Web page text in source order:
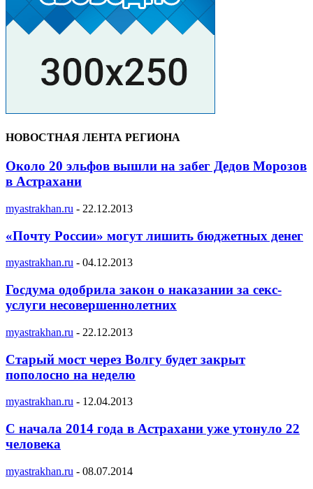
НОВОСТНАЯ ЛЕНТА РЕГИОНА
Около 20 эльфов вышли на забег Дедов Морозов
в Астрахани
myastrakhan.ru - 22.12.2013
«Почту России» могут лишить бюджетных денег
myastrakhan.ru - 04.12.2013
Госдума одобрила закон о наказании за секс-
услуги несовершеннолетних
myastrakhan.ru - 22.12.2013
Старый мост через Волгу будет закрыт
пополосно на неделю
myastrakhan.ru - 12.04.2013
С начала 2014 года в Астрахани уже утонуло 22
человека
myastrakhan.ru - 08.07.2014